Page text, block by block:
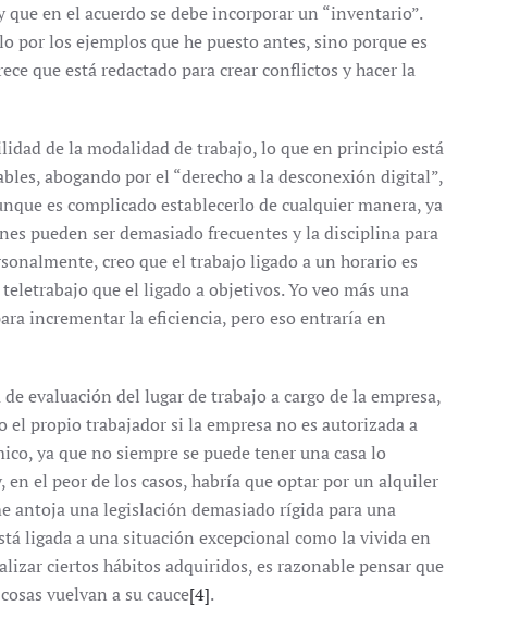
que en el acuerdo se debe incorporar un “inventario”.
por los ejemplos que he puesto antes, sino porque es
que está redactado para crear conflictos y hacer la
de la modalidad de trabajo, lo que en principio está
abogando por el “derecho a la desconexión digital”,
es complicado establecerlo de cualquier manera, ya
pueden ser demasiado frecuentes y la disciplina para
creo que el trabajo ligado a un horario es
que el ligado a objetivos. Yo veo más una
incrementar la eficiencia, pero eso entraría en
evaluación del lugar de trabajo a cargo de la empresa,
el propio trabajador si la empresa no es autorizada a
ya que no siempre se puede tener una casa lo
el peor de los casos, habría que optar por un alquiler
antoja una legislación demasiado rígida para una
ligada a una situación excepcional como la vivida en
ciertos hábitos adquiridos, es razonable pensar que
vuelvan a su cauce[4].